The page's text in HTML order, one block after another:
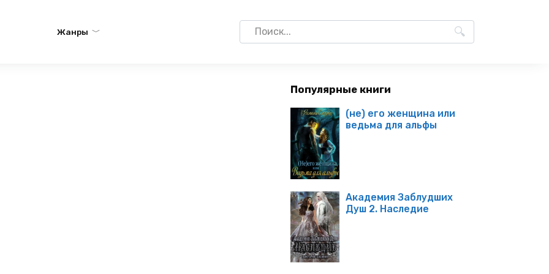
Жанры
Search
for:
Популярные книги
(не) его женщина или
ведьма для альфы
Академия Заблудших
Душ 2. Наследие